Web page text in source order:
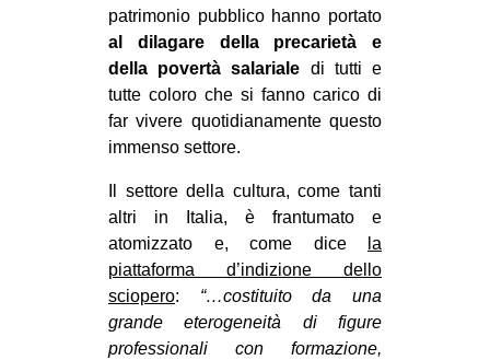
STUDENTI
CULTURE
ARTE
CINEMA
MUSICA
RECENSIONI
INTERNAZIONALE
AFRICA
patrimonio pubblico hanno portato
al dilagare della precarietà e
della povertà salariale di tutti e
tutte coloro che si fanno carico di
far vivere quotidianamente questo
immenso settore.
Il settore della cultura, come tanti
altri in Italia, è frantumato e
atomizzato e, come dice
la
piattaforma d’indizione dello
sciopero: “…costituito da una
grande eterogeneità di figure
professionali con formazione,